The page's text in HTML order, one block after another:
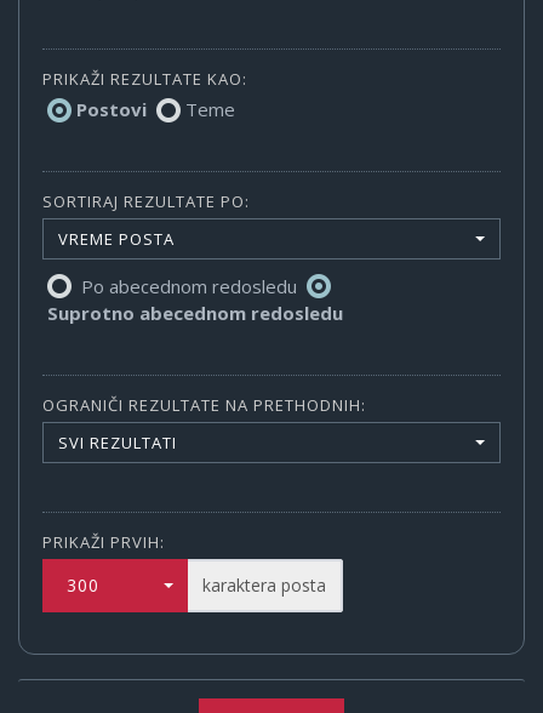
PRIKAŽI REZULTATE KAO:
Postovi Teme
SORTIRAJ REZULTATE PO:
VREME POSTA
Po abecednom redosledu
Suprotno abecednom redosledu
OGRANIČI REZULTATE NA PRETHODNIH:
SVI REZULTATI
PRIKAŽI PRVIH:
300 karaktera posta